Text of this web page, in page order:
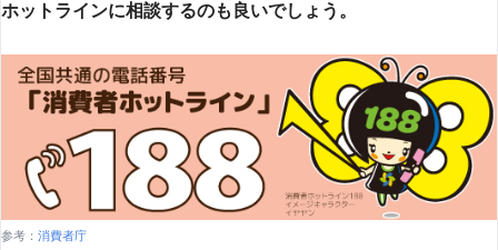
ホットラインに相談するのも良いでしょう。
参考： 消費者庁